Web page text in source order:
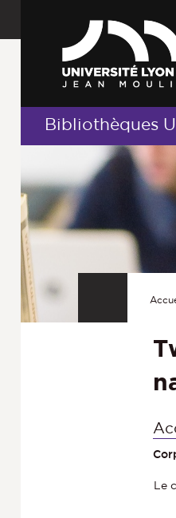
Bibliothèques
Le